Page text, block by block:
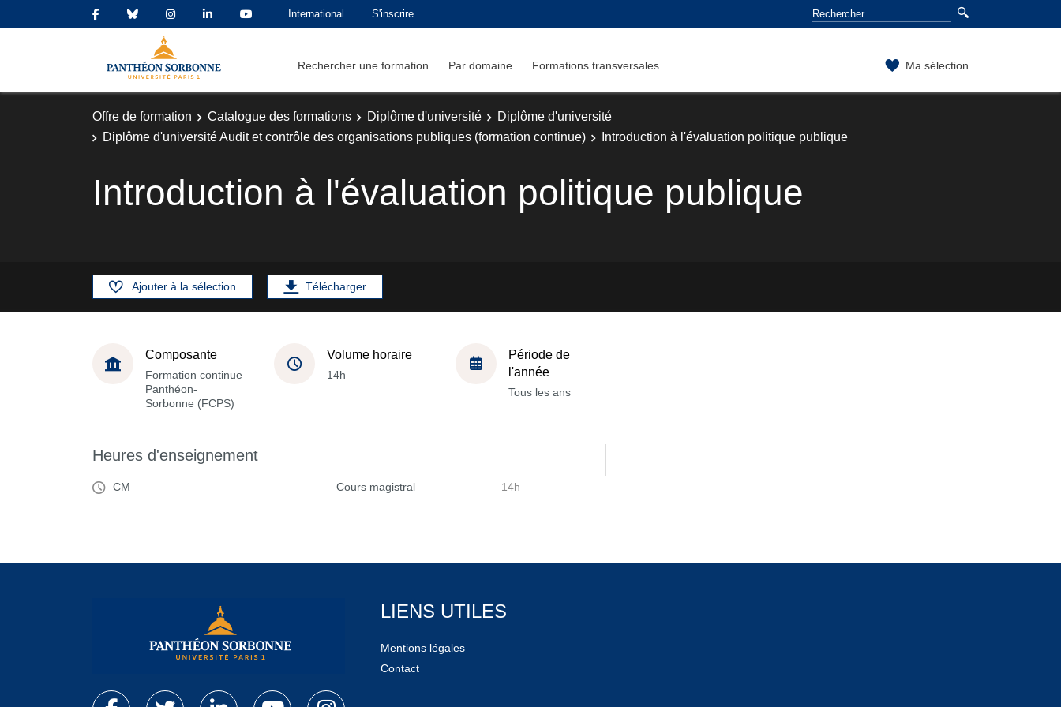
International S'inscrire
Rechercher une formation Par domaine Formations transversales Ma sélection
Offre de formation Catalogue des formations Diplôme d'université
Diplôme d'université
Diplôme d'université Audit et contrôle des organisations publiques (formation continue)
Introduction à l'évaluation politique publique
Introduction à l'évaluation politique publique
Ajouter à la sélection Télécharger
Composante
Formation continue
Panthéon-
Sorbonne (FCPS)
Volume horaire
14h
Période de
l'année
Tous les ans
Heures d'enseignement
CM Cours magistral 14h
LIENS UTILES
Mentions légales
Contact